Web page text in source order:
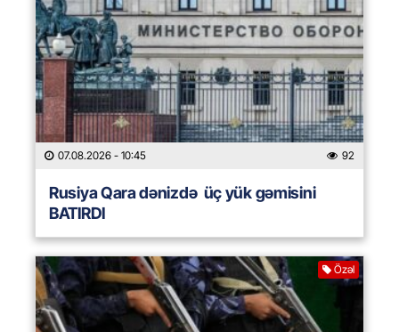
07.08.2026 - 10:45 92
Rusiya Qara dənizdə üç yük gəmisini
BATIRDI
Özəl